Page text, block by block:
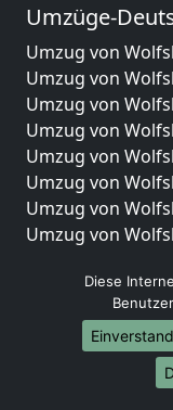
Umzüge-
Umzug von
Umzug von
Umzug von
Umzug von
Umzug von
Umzug von
Umzug von
Umzug von
Umzug von
Umzug von
Umzug von
Umzug von
Umzug von
Diese